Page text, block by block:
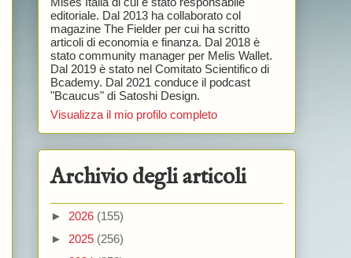
editoriale. Dal 2013 ha collaborato col
magazine The Fielder per cui ha scritto
articoli di economia e finanza. Dal 2018 è
stato community manager per Melis Wallet.
Dal 2019 è stato nel Comitato Scientifico di
Bcademy. Dal 2021 conduce il podcast
"Bcaucus" di Satoshi Design.
Visualizza il mio profilo completo
Archivio degli articoli
► 2026 (155)
► 2025 (256)